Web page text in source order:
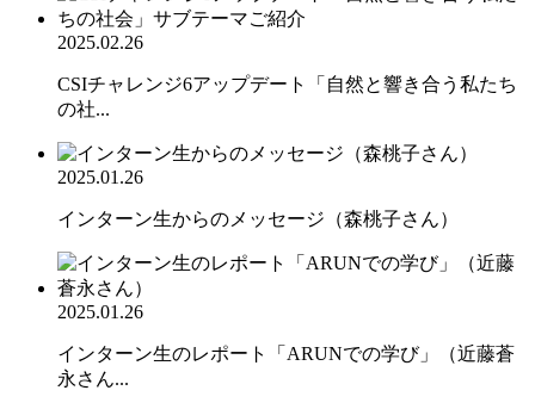
2025.02.26
CSIチャレンジ6アップデート「自然と響き合う私たち
の社...
2025.01.26
インターン生からのメッセージ（森桃子さん）
2025.01.26
インターン生のレポート「ARUNでの学び」（近藤蒼
永さん...